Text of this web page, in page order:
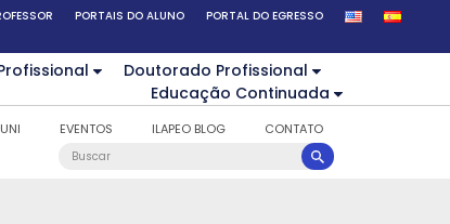
PORTAIS DO ALUNO
PORTAL DO EGRESSO
Doutorado Profissional
Educação Continuada
EVENTOS ILAPEO BLOG CONTATO